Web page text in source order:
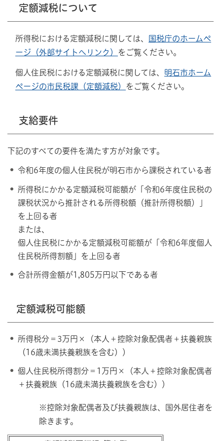
定額減税について
所得税における定額減税に関しては、
国税庁のホームペ
ージ（外部サイトへリンク） をご覧ください。
個人住民税における定額減税に関しては、 明石市ホーム
ページの市民税課（定額減税） をご覧ください。
支給要件
下記のすべての要件を満たす方が対象です。
令和6年度の個人住民税が明石市から課税されている者
所得税にかかる定額減税可能額が「令和6年度住民税の
課税状況から推計される所得税額（推計所得税額）」
を上回る者
または、
個人住民税にかかる定額減税可能額が「令和6年度個人
住民税所得割額」を上回る者
合計所得金額が1,805万円以下である者
定額減税可能額
所得税分＝3万円×（本人＋控除対象配偶者＋扶養親族
（16歳未満扶養親族を含む））
個人住民税所得割分＝1万円×（本人＋控除対象配偶者
＋扶養親族（16歳未満扶養親族を含む））
※控除対象配偶者及び扶養親族は、国外居住者を
除きます。